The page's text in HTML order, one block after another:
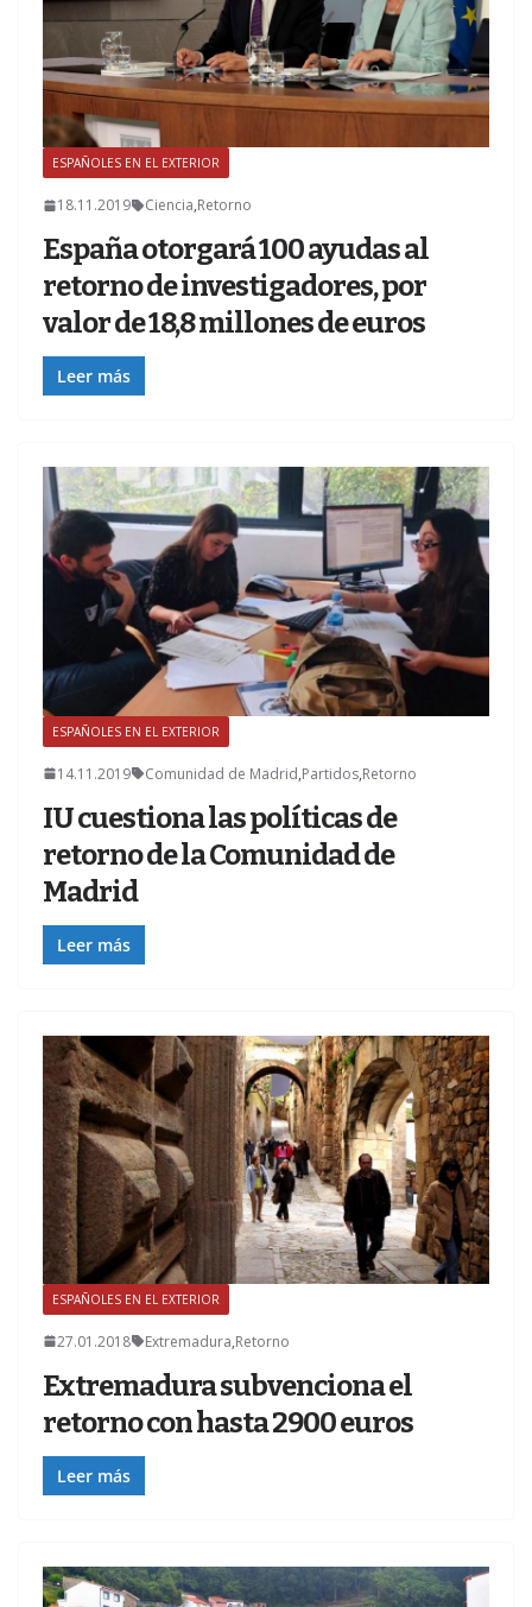
ESPAÑOLES EN EL EXTERIOR
18.11.2019 Ciencia,Retorno
España otorgará 100 ayudas al
retorno de investigadores, por
valor de 18,8 millones de euros
Leer más
ESPAÑOLES EN EL EXTERIOR
14.11.2019 Comunidad de Madrid,Partidos,Retorno
IU cuestiona las políticas de
retorno de la Comunidad de
Madrid
Leer más
ESPAÑOLES EN EL EXTERIOR
27.01.2018 Extremadura,Retorno
Extremadura subvenciona el
retorno con hasta 2900 euros
Leer más